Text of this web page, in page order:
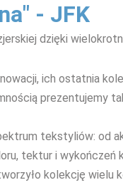
- JFK
dzięki
ich ostatnia
prezentujemy
tekstyliów: od
tektur i wykończeń
kolekcję wielu